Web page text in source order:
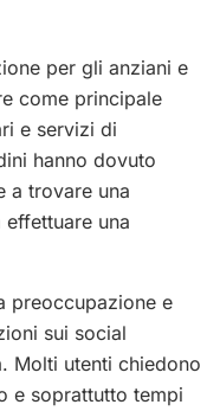
per gli anziani e
come principale
e servizi di
hanno dovuto
a trovare una
una
preoccupazione e
sui social
Molti utenti chiedono
e soprattutto tempi